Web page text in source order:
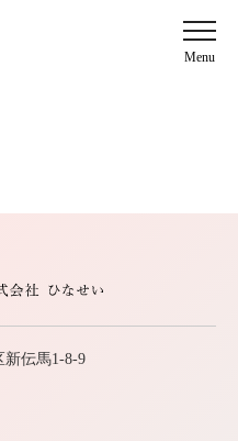
Menu
新伝馬1-8-9